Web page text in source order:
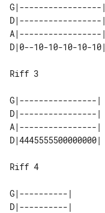
G|-----------------|
D|-----------------|
A|-----------------|
D|0--10-10-10-10-10|
Riff 3
G|----------------|
D|----------------|
A|----------------|
D|4445555500000000|
Riff 4
G|----------|
D|----------|